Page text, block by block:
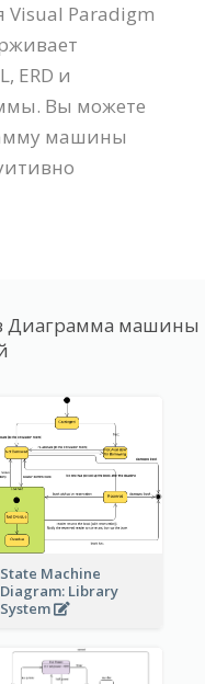
Visual Paradigm
ERD и
Вы можете
машины
Диаграмма машины
State Machine
Diagram: Library
System